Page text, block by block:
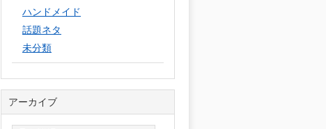
ハンドメイド
話題ネタ
未分類
アーカイブ